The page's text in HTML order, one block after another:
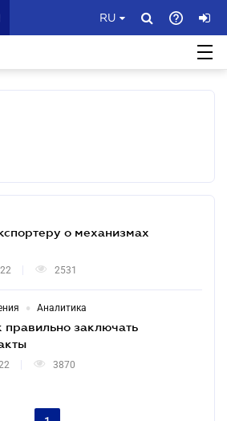
RU
о механизмах
2531
• Аналитика
правильно заключать
3870